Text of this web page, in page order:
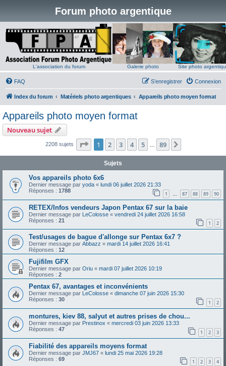
Forum photo argentique
L'association du forum Galerie photo Site photo
FAQ Connexion
S’enregistrer
Index du forum Matériels photo argentiques Appareils photo moyen format
Appareils photo moyen format
Nouveau sujet
2208 sujets Page 1sur89
1 2 3 4 5 89
Sujets
Vos appareils photo 6x6
Dernier message par yoda « lundi 06 juillet 2026 21:33
Réponses : 1788 1 … 87 88 89 90
RETEX/Infos vendeurs Japon Pentax 67 sur la baie
Dernier message par LeColosse « vendredi 24 juillet 2026 16:58
Réponses : 21 1 2
Test/usages de bague d'allonge sur Pentax 6x7 ?
Dernier message par Abbazz « mardi 14 juillet 2026 16:41
Réponses : 12
Fujifilm GFX
Dernier message par Oriu « mardi 07 juillet 2026 10:19
Réponses : 2
Pentax 67, avantages et inconvénients
Dernier message par LeColosse « dimanche 07 juin 2026 15:30
Réponses : 30 1 2
montures, kiev 88, salyut et autres prises de chou...
Dernier message par Prestinox « mercredi 03 juin 2026 13:33
Réponses : 47 1 2 3
Fiabilité des appareils moyens format
Dernier message par JMJ67 « lundi 25 mai 2026 19:28
Réponses : 69 1 2 3 4